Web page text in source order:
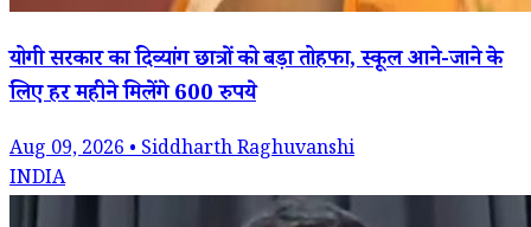
योगी सरकार का दिव्यांग छात्रों को बड़ा तोहफा, स्कूल आने-जाने के
लिए हर महीने मिलेंगे 600 रुपये
Aug 09, 2026 • Siddharth Raghuvanshi
INDIA